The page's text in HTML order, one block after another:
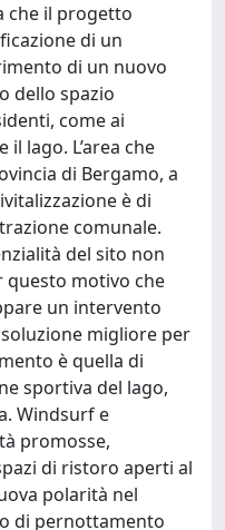
che il progetto
di un
di un nuovo
dello spazio
come ai
lago. L’area che
di Bergamo, a
è di
comunale.
del sito non
questo motivo che
un intervento
migliore per
è quella di
sportiva del lago,
Windsurf e
promosse,
di ristoro aperti al
polarità nel
di pernottamento